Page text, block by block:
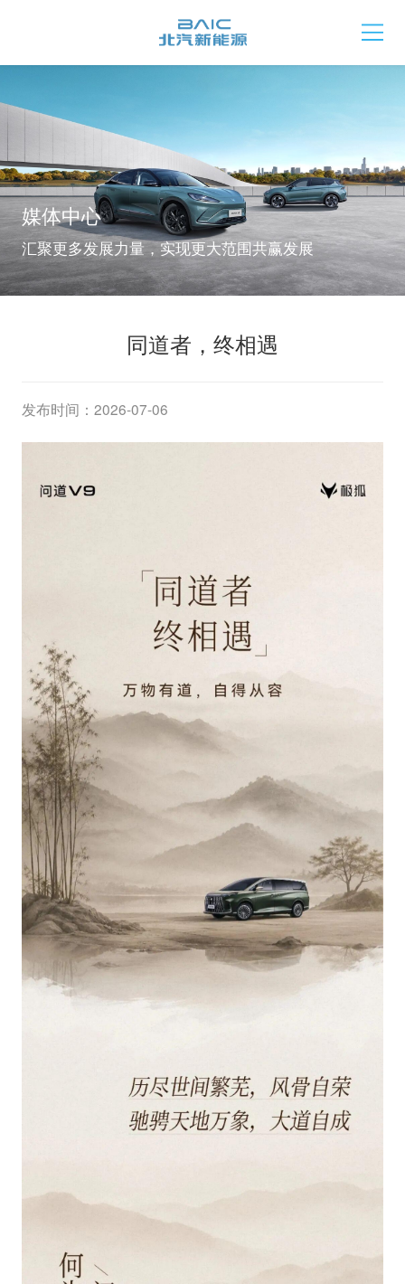
媒体中心
汇聚更多发展力量，实现更大范围共赢发展
同道者，终相遇
发布时间：2026-07-06